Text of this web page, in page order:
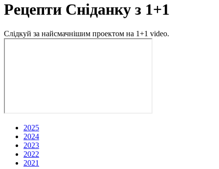
Рецепти Сніданку з 1+1
Слідкуй за найсмачнішим проектом на 1+1 video.
2025
2024
2023
2022
2021